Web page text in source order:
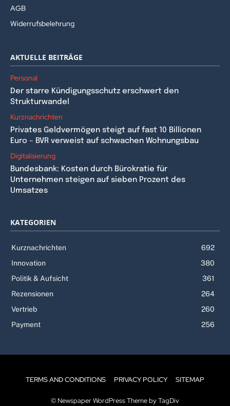
AGB
Widerrufsbelehrung
AKTUELLE BEITRÄGE
Personal
Der starre Kündigungsschutz erschwert den
Strukturwandel
Kurznachrichten
Privates Geldvermögen steigt auf fast 10 Billionen
Euro – BVR verweist auf schwachen Wohnungsbau
Digitalisierung
Bundesbank: Kosten durch Bürokratie für
Unternehmen steigen auf sieben Prozent des
Umsatzes
KATEGORIEN
Kurznachrichten
692
Innovation
380
Politik & Aufsicht
361
Rezensionen
264
Vertrieb
260
Payment
256
TERMS AND CONDITIONS PRIVACY POLICY SITEMAP
© Newspaper WordPress Theme by TagDiv